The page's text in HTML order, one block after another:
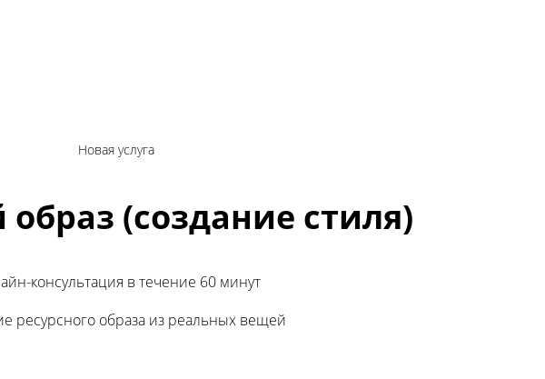
Новая услуга
(создание стиля)
консультация в течение 60 минут
ресурсного образа из реальных вещей